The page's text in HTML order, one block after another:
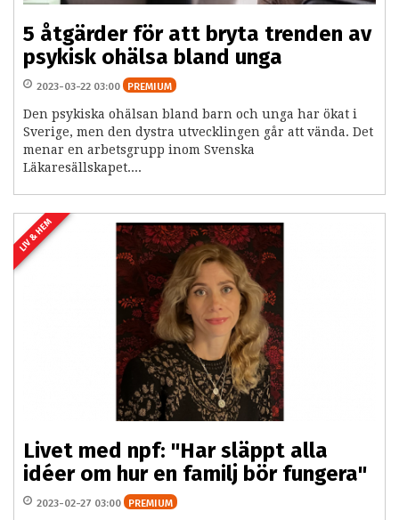
5 åtgärder för att bryta trenden av
psykisk ohälsa bland unga
2023-03-22 03:00 PREMIUM
Den psykiska ohälsan bland barn och unga har ökat i
Sverige, men den dystra utvecklingen går att vända. Det
menar en arbetsgrupp inom Svenska
Läkaresällskapet....
LIV & HEM
Livet med npf: "Har släppt alla
idéer om hur en familj bör fungera"
2023-02-27 03:00 PREMIUM